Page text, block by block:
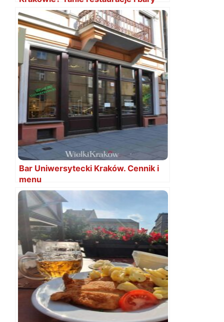
Bar Uniwersytecki Kraków. Cennik i
menu